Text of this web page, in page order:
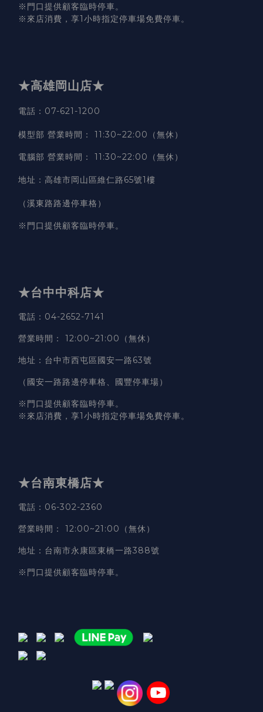
※門口提供顧客臨時停車。
※來店消費，享1小時指定停車場免費停車。
★高雄岡山店★
電話：07-621-1200
模型部 營業時間 ： 11:30~22:00（無休）
電腦部 營業時間 ： 11:30~22:00（無休）
地址 ： 高雄市岡山區維仁路65號1樓
（溪東路路邊停車格）
※門口提供顧客臨時停車。
★台中中科店★
電話 ：04-2652-7141
營業時間 ： 12:00~21:00（無休）
地址 ：台中市西屯區國安一路63號
（國安一路路邊停車格、國豐停車場）
※門口提供顧客臨時停車。
※來店消費，享1小時指定停車場免費停車。
★台南東橋店★
電話 ：06-302-2360
營業時間 ： 12:00~21:00（無休）
地址 ：台南市永康區東橋一路388號
※門口提供顧客臨時停車。